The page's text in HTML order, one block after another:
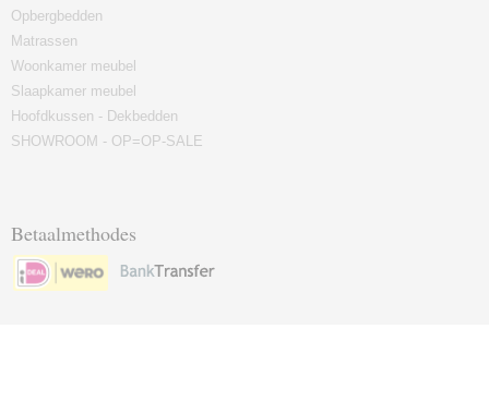
Opbergbedden
Matrassen
Woonkamer meubel
Slaapkamer meubel
Hoofdkussen - Dekbedden
SHOWROOM - OP=OP-SALE
Betaalmethodes